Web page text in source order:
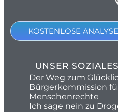
KOSTENLOSE
UNSER
Der Weg zum
Bürgerkommission
Menschenrechte
Ich sage nein zu